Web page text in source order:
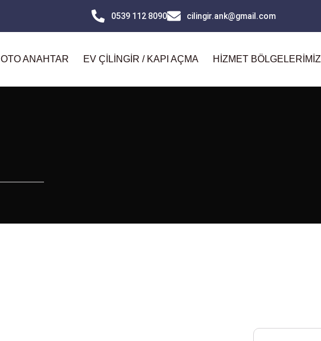
0539 112 8090 cilingir.ank@gmail.com
OTO ANAHTAR EV ÇILINGIR / KAPI AÇMA HIZMET BÖLGELERIMIZ